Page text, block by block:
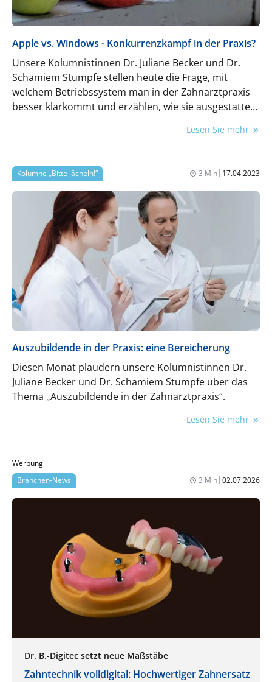
Apple vs. Windows - Konkurrenzkampf in der Praxis?
Unsere Kolumnistinnen Dr. Juliane Becker und Dr.
Schamiem Stumpfe stellen heute die Frage, mit
welchem Betriebssystem man in der Zahnarztpraxis
besser klarkommt und erzählen, wie sie ausgestattet
Lesen Sie mehr
Kolumne „Bitte lächeln!“ 3 Min| 17.04.2023
Auszubildende in der Praxis: eine Bereicherung
Diesen Monat plaudern unsere Kolumnistinnen Dr.
Juliane Becker und Dr. Schamiem Stumpfe über das
Thema „Auszubildende in der Zahnarztpraxis“.
Lesen Sie mehr
Werbung
Branchen-News
3 Min|02.07.2026
Dr. B.-Digitec setzt neue Maßstäbe
Zahntechnik volldigital: Hochwertiger Zahnersatz